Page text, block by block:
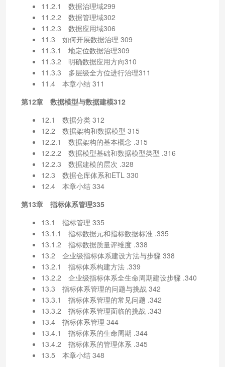
11.2.1 数据治理域299
11.2.2 数据管理域302
11.2.3 数据应用域306
11.3 如何开展数据治理 309
11.3.1 地定位数据治理309
11.3.2 明确数据应用方向310
11.3.3 多层级全方位进行治理311
11.4 本章小结 311
第12章 数据模型与数据建模312
12.1 数据分类 312
12.2 数据架构和数据模型 315
12.2.1 数据架构的基本概念 .315
12.2.2 数据模型基础和数据模型类型 .316
12.2.3 数据建模的层次 .328
12.3 数据仓库体系和ETL 330
12.4 本章小结 334
第13章 指标体系管理335
13.1 指标管理 335
13.1.1 指标数据元和指标数据标准 .335
13.1.2 指标数据质量评维度 .338
13.2 企业级指标体系建设方法与步骤 338
13.2.1 指标体系构建方法 .339
13.2.2 企业级指标体系全生命周期建设步骤 .340
13.3 指标体系管理的问题与挑战 342
13.3.1 指标体系管理的常见问题 .342
13.3.2 指标体系管理面临的挑战 .343
13.4 指标体系管理 344
13.4.1 指标体系的生命周期 .344
13.4.2 指标体系的管理体系 .345
13.5 本章小结 348